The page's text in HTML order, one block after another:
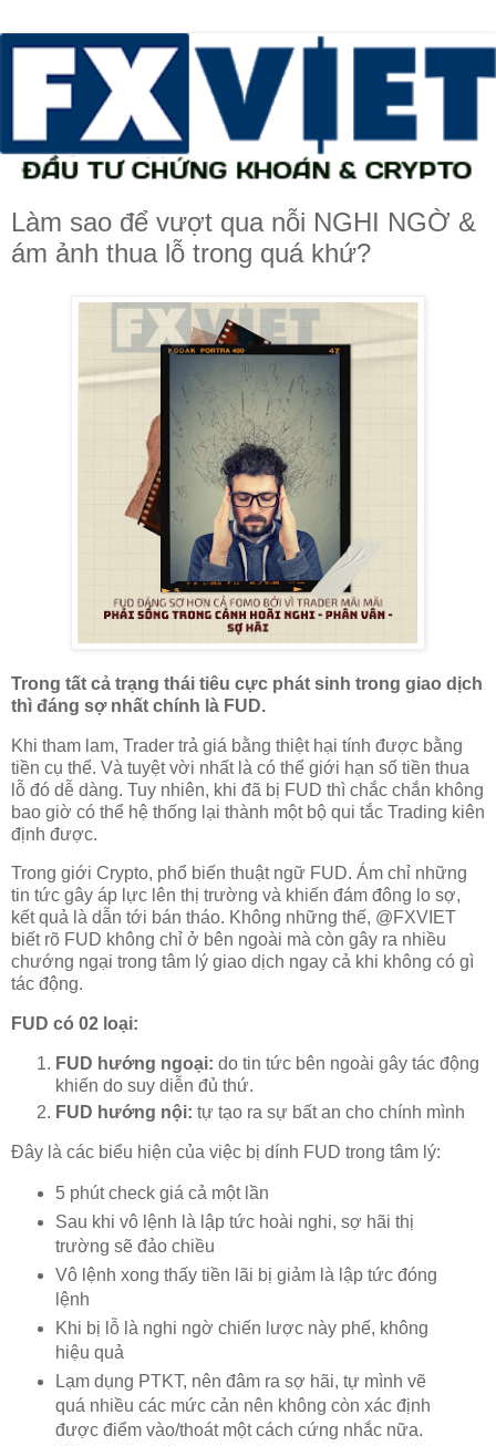
Làm sao để vượt qua nỗi NGHI NGỜ &
ám ảnh thua lỗ trong quá khứ?
Trong tất cả trạng thái tiêu cực phát sinh trong giao dịch
thì đáng sợ nhất chính là FUD.
Khi tham lam, Trader trả giá bằng thiệt hại tính được bằng
tiền cụ thể. Và tuyệt vời nhất là có thể giới hạn số tiền thua
lỗ đó dễ dàng. Tuy nhiên, khi đã bị FUD thì chắc chắn không
bao giờ có thể hệ thống lại thành một bộ qui tắc Trading kiên
định được.
Trong giới Crypto, phổ biến thuật ngữ FUD. Ám chỉ những
tin tức gây áp lực lên thị trường và khiến đám đông lo sợ,
kết quả là dẫn tới bán tháo. Không những thế, @FXVIET
biết rõ FUD không chỉ ở bên ngoài mà còn gây ra nhiều
chướng ngại trong tâm lý giao dịch ngay cả khi không có gì
tác động.
FUD có 02 loại:
FUD hướng ngoại: do tin tức bên ngoài gây tác động
khiến do suy diễn đủ thứ.
FUD hướng nội: tự tạo ra sự bất an cho chính mình
Đây là các biểu hiện của việc bị dính FUD trong tâm lý:
5 phút check giá cả một lần
Sau khi vô lệnh là lập tức hoài nghi, sợ hãi thị
trường sẽ đảo chiều
Vô lệnh xong thấy tiền lãi bị giảm là lập tức đóng
lệnh
Khi bị lỗ là nghi ngờ chiến lược này phế, không
hiệu quả
Lạm dụng PTKT, nên đâm ra sợ hãi, tự mình vẽ
quá nhiều các mức cản nên không còn xác định
được điểm vào/thoát một cách cứng nhắc nữa.